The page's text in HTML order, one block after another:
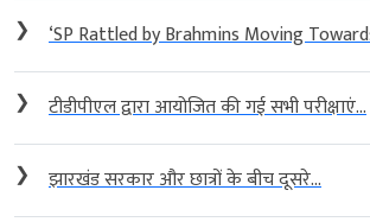
❯ ‘SP Rattled by Brahmins Moving
❯ टीडीपीएल द्वारा आयोजित की गई सभी परीक्षाएं...
❯ झारखंड सरकार और छात्रों के बीच दूसरे...